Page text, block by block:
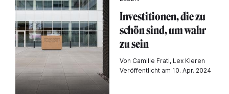
Investitionen, die zu
schön sind, um wahr
zu sein
Von Camille Frati, Lex Kleren
Veröffentlicht am 10. Apr. 2024